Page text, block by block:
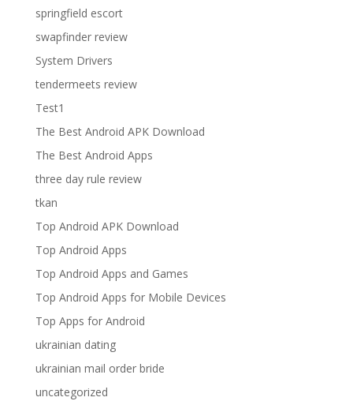
springfield escort
swapfinder review
System Drivers
tendermeets review
Test1
The Best Android APK Download
The Best Android Apps
three day rule review
tkan
Top Android APK Download
Top Android Apps
Top Android Apps and Games
Top Android Apps for Mobile Devices
Top Apps for Android
ukrainian dating
ukrainian mail order bride
uncategorized